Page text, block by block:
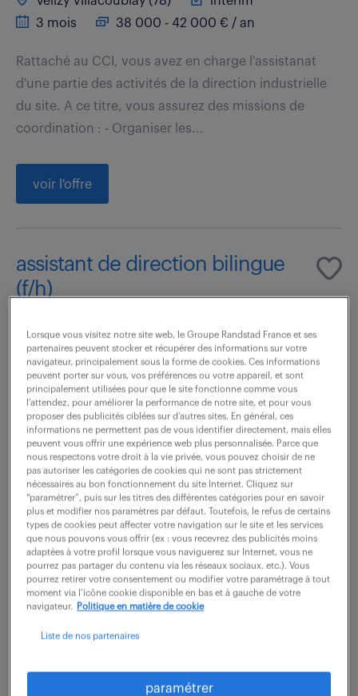
3 mois
38 000 - 42 000 € / an
Rattaché au CCI, vous avez en charge l'assistanat
d'une partie des activités de la direction industrielle
du site. A ce titre, vous assurez des missions de
coordination : - Organiser les...
voir l'offre
assistant de direction bilingue
(f/h)
Puteaux (92) intérim
4 mois
45 000 - 50 000 € / an
Rattaché(e) au senior Vice President Operations &
Customer Experience Transformation,vous êtes en
charge de la gestion de l'emploi du temps complexe
du Directeur. Organisation des déplacements pour...
voir l'offre
(f/h)
Lorsque vous visitez notre site web, le Groupe Randstad France et ses
partenaires peuvent stocker et récupérer des informations sur votre
navigateur, principalement sous la forme de cookies. Ces informations
peuvent porter sur vous, vos préférences ou votre appareil, et sont
principalement utilisées pour que le site fonctionne comme vous
l’attendez, pour améliorer la performance de notre site, et pour vous
proposer des publicités ciblées sur d’autres sites. En général, ces
informations ne permettent pas de vous identifier directement, mais elles
peuvent vous offrir une expérience web plus personnalisée. Parce que
nous respectons votre droit à la vie privée, vous pouvez choisir de ne
pas autoriser les catégories de cookies qui ne sont pas strictement
nécessaires au bon fonctionnement du site Internet. Cliquez sur
“paramétrer”, puis sur les titres des différentes catégories pour en savoir
plus et modifier nos paramètres par défaut. Toutefois, le refus de certains
types de cookies peut affecter votre navigation sur le site et les services
que nous pouvons vous offrir (ex : vous recevrez des publicités moins
adaptées à votre profil lorsque vous naviguerez sur Internet, vous ne
pourrez pas partager du contenu via les réseaux sociaux, etc.). Vous
pourrez retirer votre consentement ou modifier votre paramétrage à tout
moment via l’icône cookie disponible en bas et à gauche de votre
navigateur.
Politique en matière de cookie
Liste de nos partenaires
paramétrer